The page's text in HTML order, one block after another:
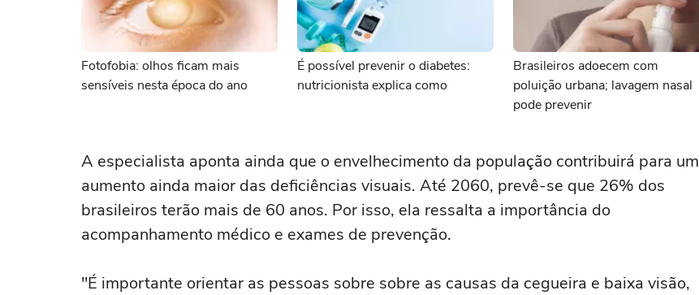
Fotofobia: olhos ficam mais
sensíveis nesta época do ano
É possível prevenir o diabetes:
nutricionista explica como
Brasileiros adoecem com
poluição urbana; lavagem nasal
pode prevenir
A especialista aponta ainda que o envelhecimento da população contribuirá para um
aumento ainda maior das deficiências visuais. Até 2060, prevê-se que 26% dos
brasileiros terão mais de 60 anos. Por isso, ela ressalta a importância do
acompanhamento médico e exames de prevenção.
"É importante orientar as pessoas sobre sobre as causas da cegueira e baixa visão,